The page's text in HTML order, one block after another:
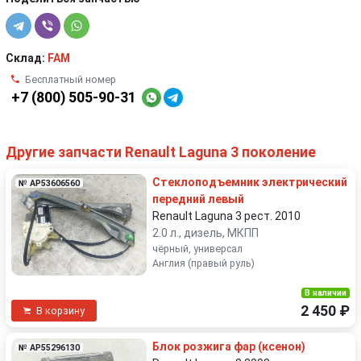
Склад: FAM
Бесплатный номер
+7 (800) 505-90-31
Другие запчасти Renault Laguna 3 поколение
№ AP53606560
Стеклоподъемник электрический
передний левый
Renault Laguna 3 рест. 2010
2.0 л., дизель, МКПП
чёрный, универсал
Англия (правый руль)
В корзину
В наличии
2 450 ₽
№ AP55296130
Блок розжига фар (ксенон)